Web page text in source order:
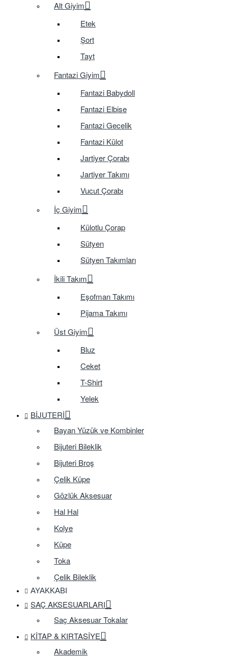
Alt Giyim
Etek
Şort
Tayt
Fantazi Giyim
Fantazi Babydoll
Fantazi Elbise
Fantazi Gecelik
Fantazi Külot
Jartiyer Çorabı
Jartiyer Takımı
Vucut Çorabı
İç Giyim
Külotlu Çorap
Sütyen
Sütyen Takımları
İkili Takım
Eşofman Takımı
Pijama Takımı
Üst Giyim
Bluz
Ceket
T-Shirt
Yelek
BIJUTERI
Bayan Yüzük ve Kombinler
Bijuteri Bileklik
Bijuteri Broş
Çelik Küpe
Gözlük Aksesuar
Hal Hal
Kolye
Küpe
Toka
Çelik Bileklik
AYAKKABI
SAÇ AKSESUARLARI
Saç Aksesuar Tokalar
KITAP & KIRTASIYE
Akademik